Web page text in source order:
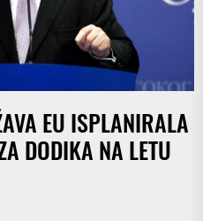
EU ISPLANIRALA
DODIKA NA LETU